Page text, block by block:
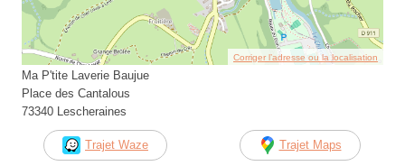
Corriger l’adresse ou la localisation
Ma P'tite Laverie Baujue
Place des Cantalous
73340 Lescheraines
Trajet Waze Trajet Maps